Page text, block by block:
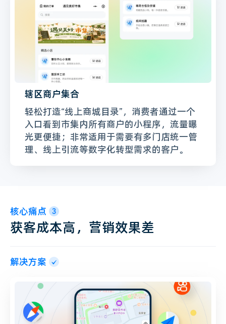
辖区商户集合
轻松打造“线上商城目录”，消费者通过一个
入口看到市集内所有商户的小程序，流量曝
光更便捷；非常适用于需要有多门店统一管
理、线上引流等数字化转型需求的客户。
核心痛点 3
获客成本高，营销效果差
解决方案